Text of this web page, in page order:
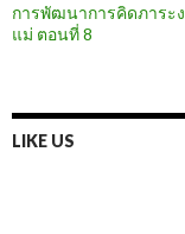
การพัฒนาการคิดภาระ
แม่ ตอนที่ 8
LIKE US